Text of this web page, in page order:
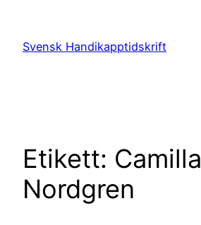
innehåll
Svensk Handikapptidskrift
Etikett: Camilla
Nordgren